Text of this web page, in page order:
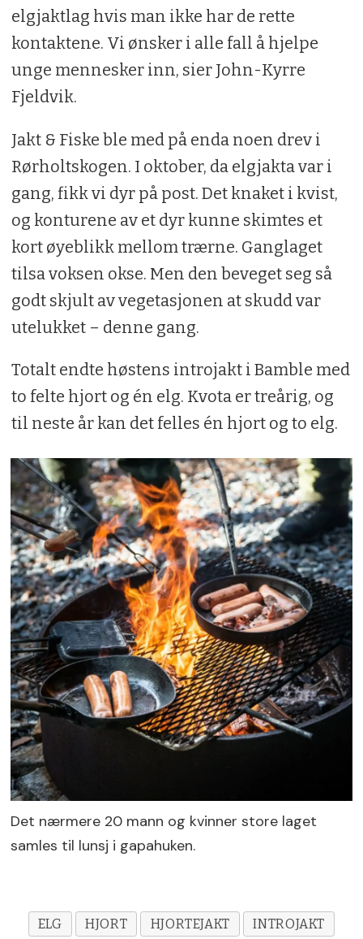
elgjaktlag hvis man ikke har de rette
kontaktene. Vi ønsker i alle fall å hjelpe
unge mennesker inn, sier John-Kyrre
Fjeldvik.
Jakt & Fiske ble med på enda noen drev i
Rørholtskogen. I oktober, da elgjakta var i
gang, fikk vi dyr på post. Det knaket i kvist,
og konturene av et dyr kunne skimtes et
kort øyeblikk mellom trærne. Ganglaget
tilsa voksen okse. Men den beveget seg så
godt skjult av vegetasjonen at skudd var
utelukket – denne gang.
Totalt endte høstens introjakt i Bamble med
to felte hjort og én elg. Kvota er treårig, og
til neste år kan det felles én hjort og to elg.
Det nærmere 20 mann og kvinner store laget
samles til lunsj i gapahuken.
ELG HJORT HJORTEJAKT
INTROJAKT